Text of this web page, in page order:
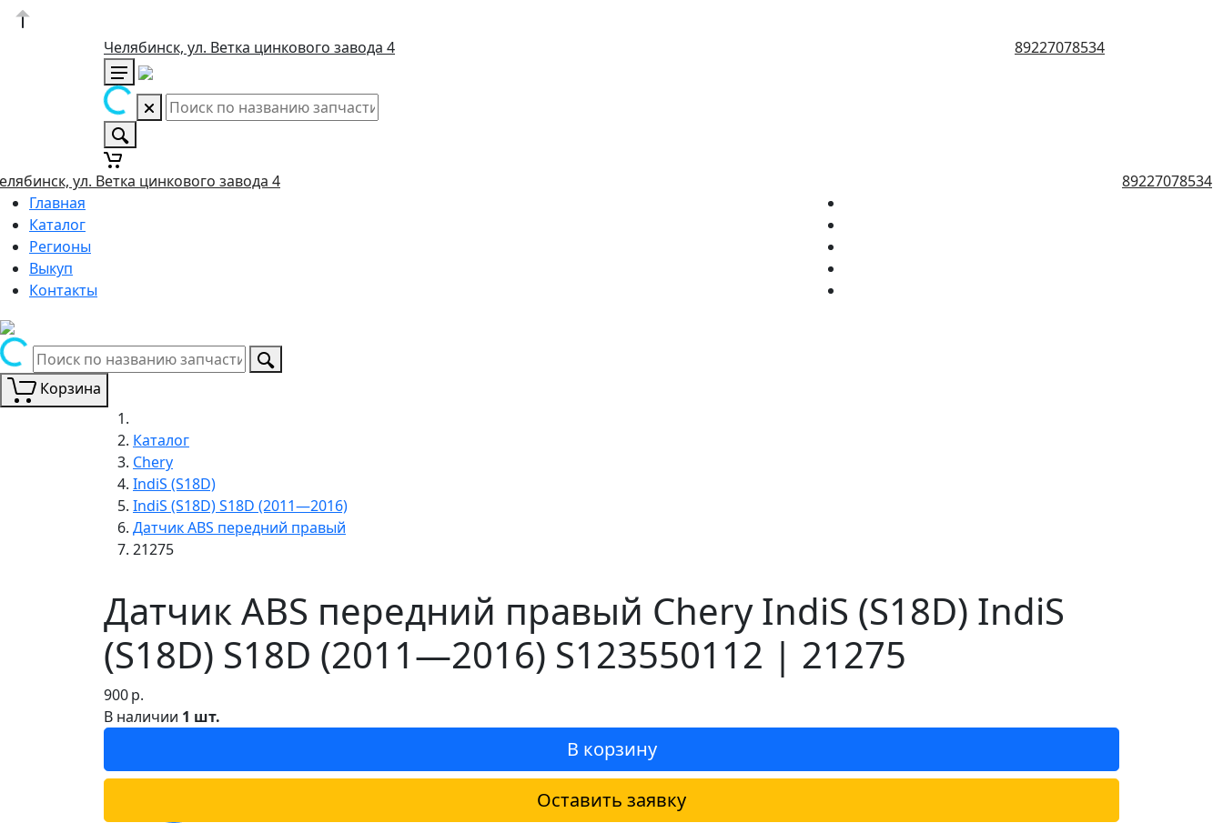
Челябинск, ул. Ветка цинкового завода 4 89227078534
ул. Ветка цинкового завода 4
89227078534
Главная
Каталог
Регионы
Выкуп
Контакты
Корзина
Каталог
Chery
IndiS (S18D)
IndiS (S18D) S18D (2011—2016)
Датчик ABS передний правый
21275
Датчик ABS передний правый Chery IndiS (S18D) IndiS
(S18D) S18D (2011—2016) S123550112 | 21275
900р.
В наличии 1 шт.
В корзину
Оставить заявку